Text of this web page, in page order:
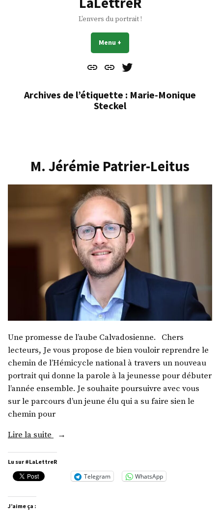
L'envers du portrait !
Menu +
Contact
À
Mes
Archives de l’étiquette : Marie-Monique
Steckel
M. Jérémie Patrier-Leitus
Une promesse de l’aube Calvadosienne. Chers
lecteurs, Je vous propose de bien vouloir reprendre le
chemin de l’Hémicycle national à travers un nouveau
portrait qui donne la parole à la jeunesse pour débuter
l’année ensemble. Je souhaite poursuivre avec vous
sur le parcours d’un jeune élu qui a su faire sien le
chemin pour
Lire la suite
« M.
Patrier-
Leitus »
Lu sur #LaLettreR
Telegram WhatsApp
J’aime ça :